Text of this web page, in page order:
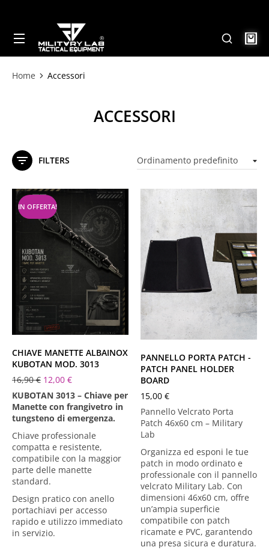
Tu sei qui:
Home Accessori
ACCESSORI
FILTERS
IN OFFERTA!
CHIAVE MANETTE ALBAINOX
KUBOTAN MOD. 3013
16,90€ 12,00 €
KUBOTAN 3013 – Chiave per
Manette con frangivetro in
tungsteno di emergenza.
Chiave professionale
compatta e resistente,
compatibile con la maggior
parte delle manette
standard.
Design pratico con anello
portachiavi per accesso
rapido e utilizzo immediato
in servizio.
PANNELLO PORTA PATCH -
PATCH PANEL HOLDER
BOARD
15,00 €
Pannello Velcrato Porta
Patch 46x60 cm – Military
Lab
Organizza ed esponi le tue
patch in modo ordinato e
professionale con il pannello
velcrato Military Lab. Con
dimensioni 46x60 cm, offre
un’ampia superficie
compatibile con patch
ricamate e PVC, garantendo
una presa sicura e duratura.